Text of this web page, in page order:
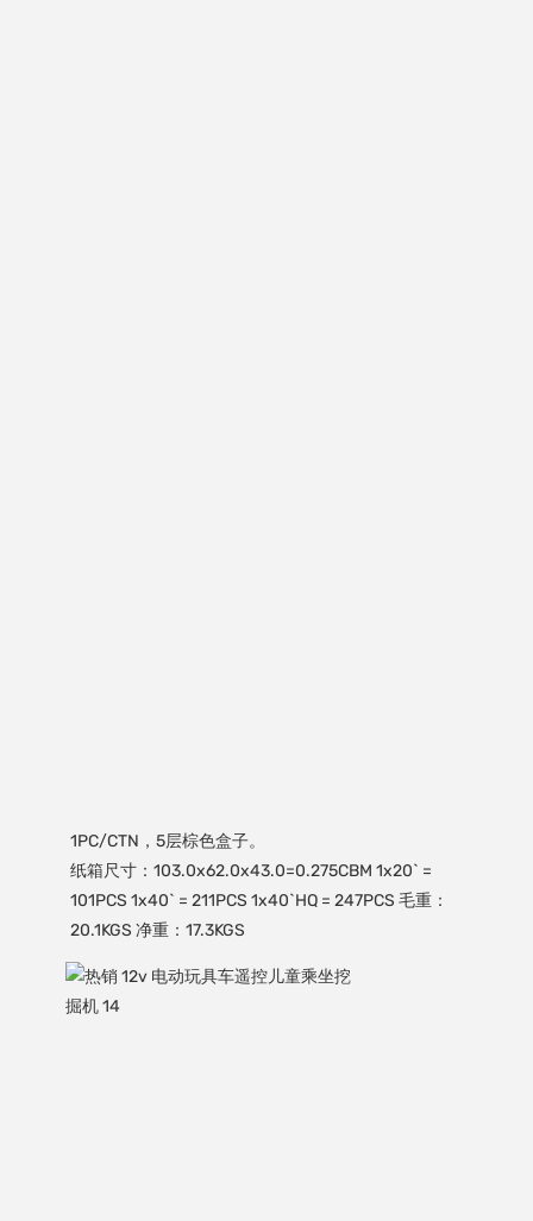
1PC/CTN，5层棕色盒子。
纸箱尺寸：103.0x62.0x43.0=0.275CBM 1x20` =
101PCS 1x40` = 211PCS 1x40`HQ = 247PCS 毛重：